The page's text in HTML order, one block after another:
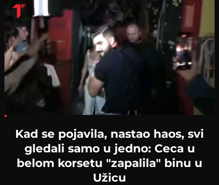
Kad se pojavila, nastao haos, svi
gledali samo u jedno: Ceca u
belom korsetu "zapalila" binu u
Užicu